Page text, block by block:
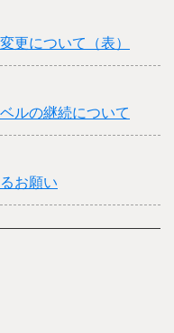
更について（表）
ルの継続について
お願い